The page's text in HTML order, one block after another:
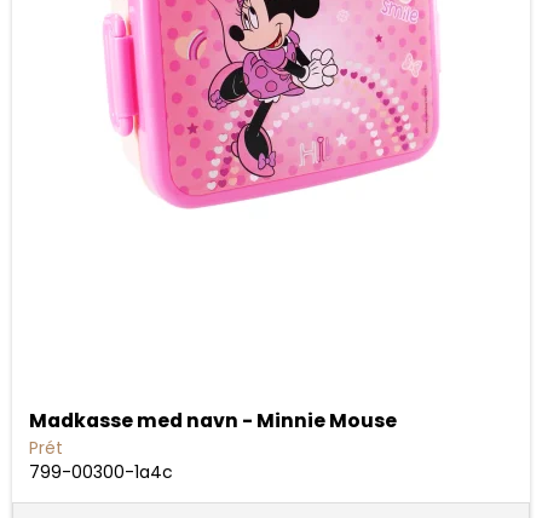
Madkasse med navn - Minnie Mouse
Prét
799-00300-1a4c